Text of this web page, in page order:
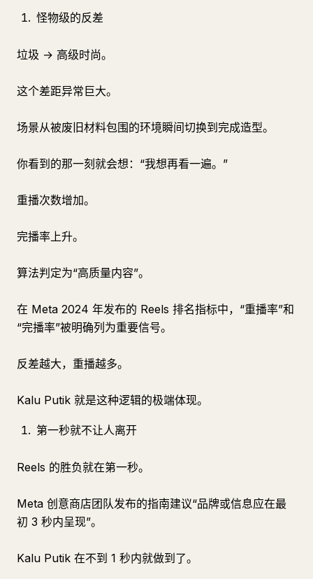
怪物级的反差
垃圾 → 高级时尚。
这个差距异常巨大。
场景从被废旧材料包围的环境瞬间切换到完成造型。
你看到的那一刻就会想：“我想再看一遍。”
重播次数增加。
完播率上升。
算法判定为“高质量内容”。
在 Meta 2024 年发布的 Reels 排名指标中，“重播率”和
“完播率”被明确列为重要信号。
反差越大，重播越多。
Kalu Putik 就是这种逻辑的极端体现。
第一秒就不让人离开
Reels 的胜负就在第一秒。
Meta 创意商店团队发布的指南建议“品牌或信息应在最
初 3 秒内呈现”。
Kalu Putik 在不到 1 秒内就做到了。